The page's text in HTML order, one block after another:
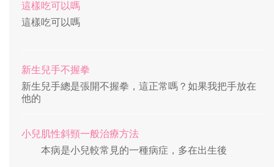
這樣吃可以嗎
這樣吃可以嗎
新生兒手不握拳
新生兒手總是張開不握拳，這正常嗎？如果我把手放在
他的
小兒肌性斜頸一般治療方法
本病是小兒較常見的一種病症，多在出生後